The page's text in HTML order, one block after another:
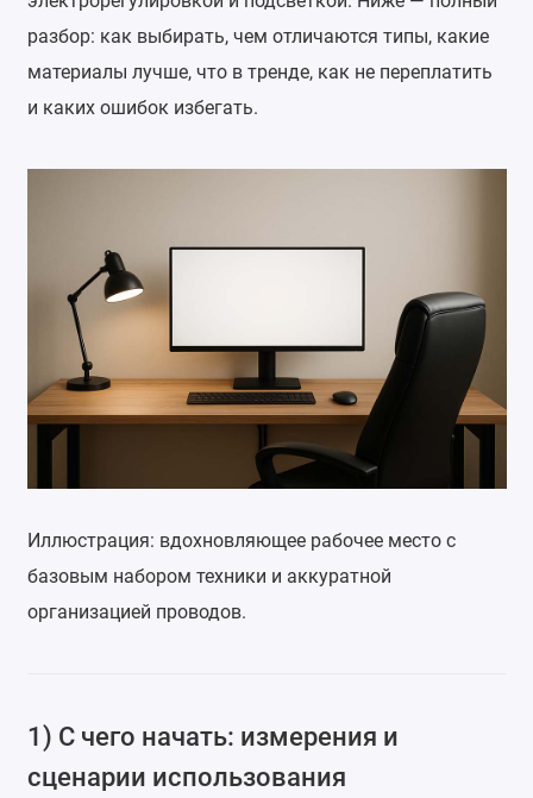
разбор: как выбирать, чем отличаются типы, какие
материалы лучше, что в тренде, как не переплатить
и каких ошибок избегать.
Иллюстрация: вдохновляющее рабочее место с
базовым набором техники и аккуратной
организацией проводов.
1) С чего начать: измерения и
сценарии использования